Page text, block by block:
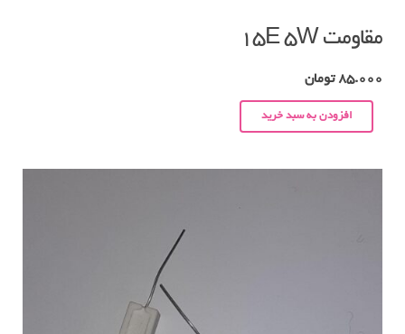
مقاومت ۱۵E 5W
85.000 تومان
افزودن به سبد خرید